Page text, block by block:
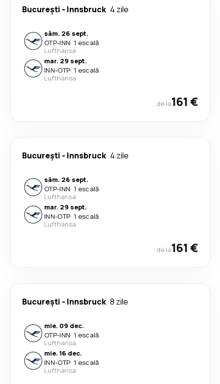
București - Innsbruck 4 zile
sâm. 26 sept.
OTP-INN· 1 escală
Lufthansa
mar. 29 sept.
INN-OTP· 1 escală
Lufthansa
de la161 €
București - Innsbruck 4 zile
sâm. 26 sept.
OTP-INN· 1 escală
Lufthansa
mar. 29 sept.
INN-OTP· 1 escală
Lufthansa
de la161 €
București - Innsbruck 8 zile
mie. 09 dec.
OTP-INN· 1 escală
Lufthansa
mie. 16 dec.
INN-OTP· 1 escală
Lufthansa